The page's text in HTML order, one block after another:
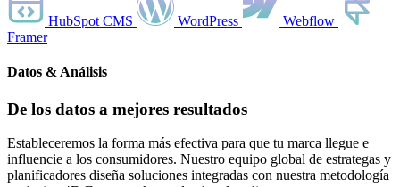
HubSpot CMS WordPress
Webflow
Framer
Datos & Análisis
De los datos a mejores resultados
Estableceremos la forma más efectiva para que tu marca llegue e
influencie a los consumidores. Nuestro equipo global de estrategas y
planificadores diseña soluciones integradas con nuestra metodología